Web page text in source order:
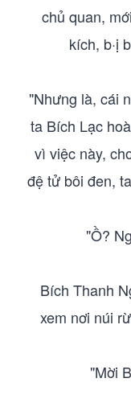
chủ quan,
kích, b·ị
"Nhưng là, cái
ta Bích Lạc
vì việc này,
đệ tử bôi đen,
"Ồ?
Bích Thanh
xem nơi núi
"Mời